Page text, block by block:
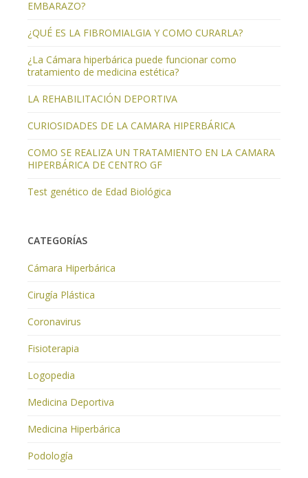
EMBARAZO?
¿QUÉ ES LA FIBROMIALGIA Y COMO CURARLA?
¿La Cámara hiperbárica puede funcionar como
tratamiento de medicina estética?
LA REHABILITACIÓN DEPORTIVA
CURIOSIDADES DE LA CAMARA HIPERBÁRICA
COMO SE REALIZA UN TRATAMIENTO EN LA CAMARA
HIPERBÁRICA DE CENTRO GF
Test genético de Edad Biológica
CATEGORÍAS
Cámara Hiperbárica
Cirugía Plástica
Coronavirus
Fisioterapia
Logopedia
Medicina Deportiva
Medicina Hiperbárica
Podología